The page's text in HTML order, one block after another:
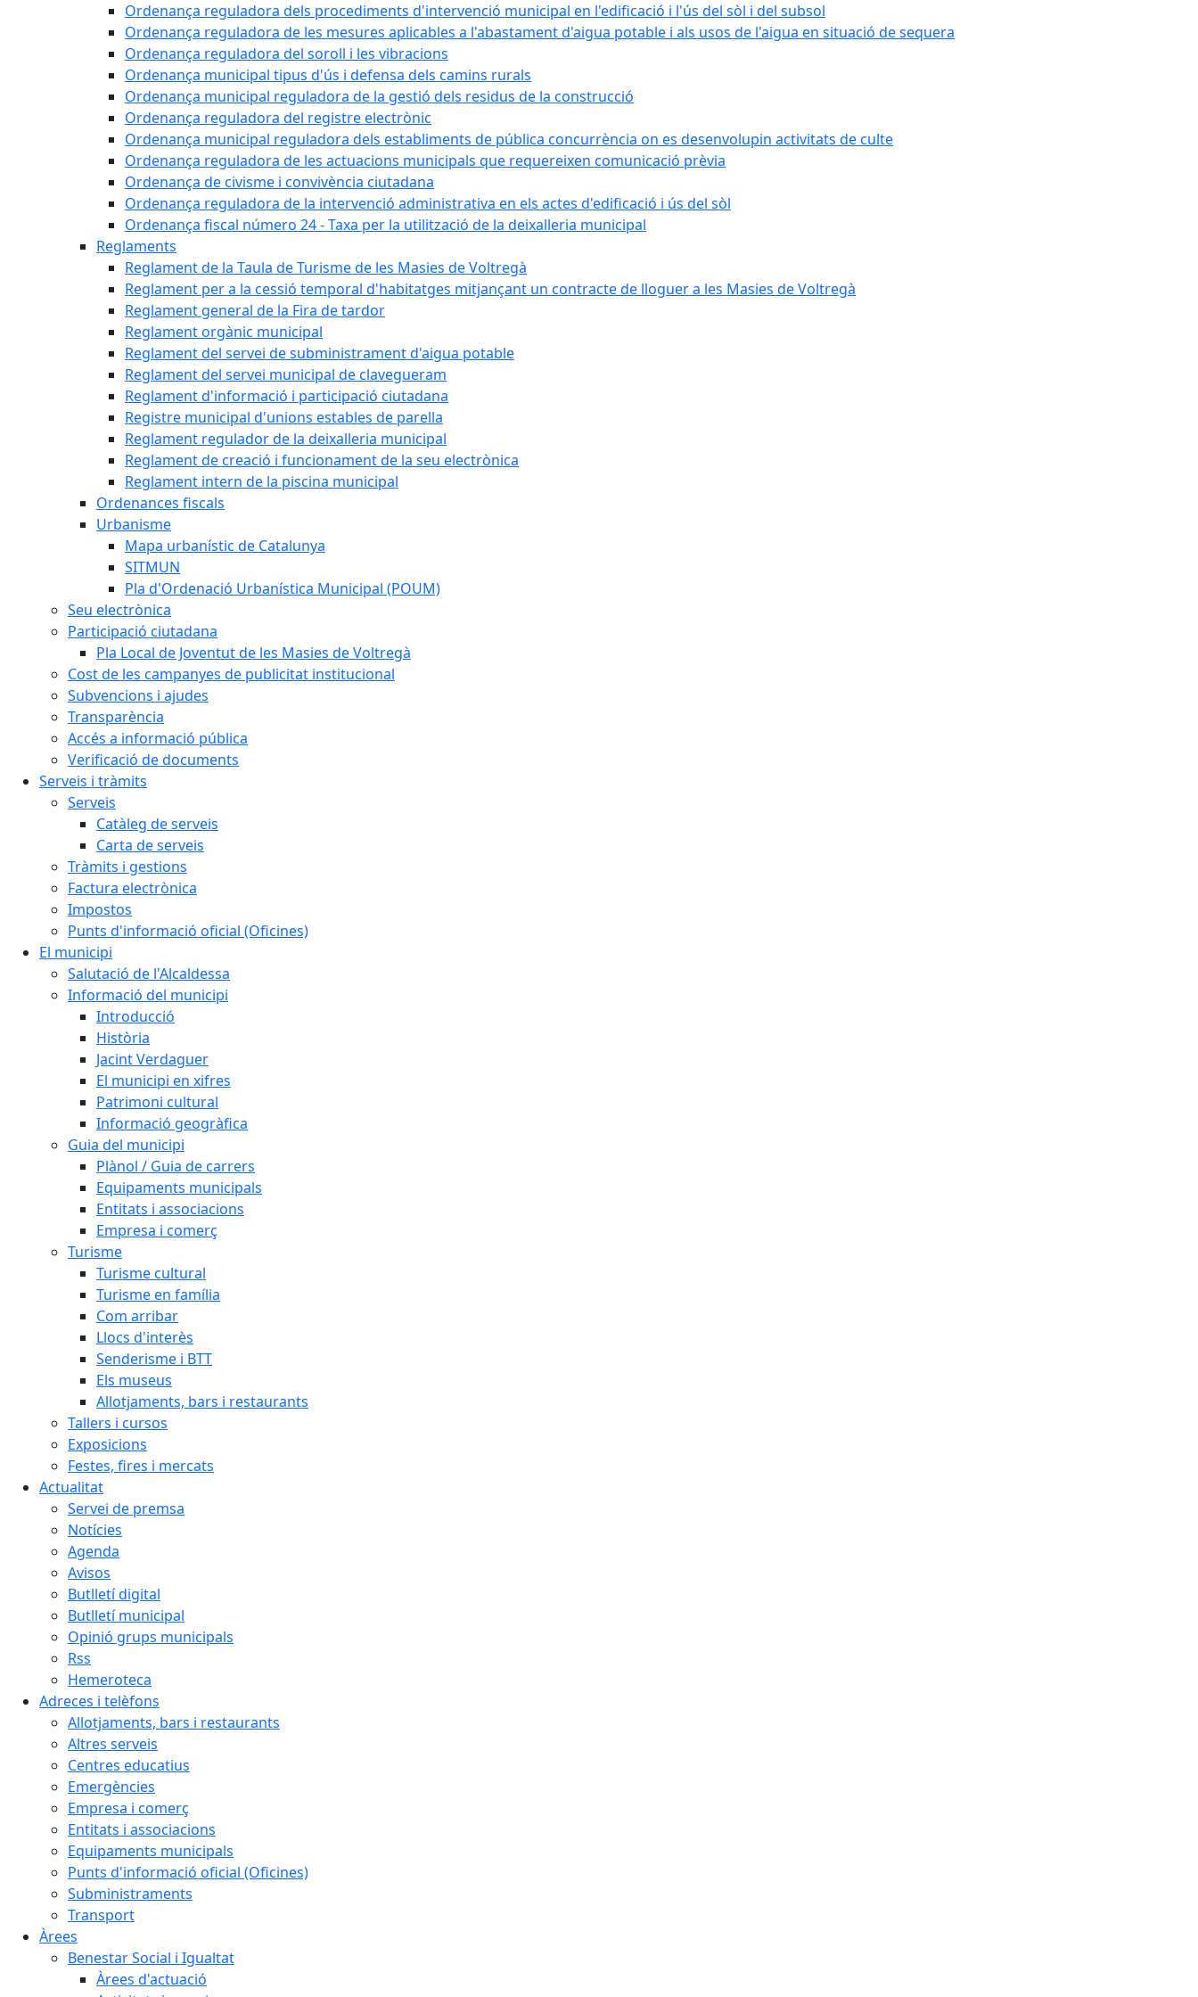
Ordenança reguladora dels procediments d'intervenció municipal en l'edificació i l'ús del sòl i del subsol
Ordenança reguladora de les mesures aplicables a l'abastament d'aigua potable i als usos de l'aigua en situació de sequera
Ordenança reguladora del soroll i les vibracions
Ordenança municipal tipus d'ús i defensa dels camins rurals
Ordenança municipal reguladora de la gestió dels residus de la construcció
Ordenança reguladora del registre electrònic
Ordenança municipal reguladora dels establiments de pública concurrència on es desenvolupin activitats de culte
Ordenança reguladora de les actuacions municipals que requereixen comunicació prèvia
Ordenança de civisme i convivència ciutadana
Ordenança reguladora de la intervenció administrativa en els actes d'edificació i ús del sòl
Ordenança fiscal número 24 - Taxa per la utilització de la deixalleria municipal
Reglaments
Reglament de la Taula de Turisme de les Masies de Voltregà
Reglament per a la cessió temporal d'habitatges mitjançant un contracte de lloguer a les Masies de Voltregà
Reglament general de la Fira de tardor
Reglament orgànic municipal
Reglament del servei de subministrament d'aigua potable
Reglament del servei municipal de clavegueram
Reglament d'informació i participació ciutadana
Registre municipal d'unions estables de parella
Reglament regulador de la deixalleria municipal
Reglament de creació i funcionament de la seu electrònica
Reglament intern de la piscina municipal
Ordenances fiscals
Urbanisme
Mapa urbanístic de Catalunya
SITMUN
Pla d'Ordenació Urbanística Municipal (POUM)
Seu electrònica
Participació ciutadana
Pla Local de Joventut de les Masies de Voltregà
Cost de les campanyes de publicitat institucional
Subvencions i ajudes
Transparència
Accés a informació pública
Verificació de documents
Serveis i tràmits
Serveis
Catàleg de serveis
Carta de serveis
Tràmits i gestions
Factura electrònica
Impostos
Punts d'informació oficial (Oficines)
El municipi
Salutació de l'Alcaldessa
Informació del municipi
Introducció
Història
Jacint Verdaguer
El municipi en xifres
Patrimoni cultural
Informació geogràfica
Guia del municipi
Plànol / Guia de carrers
Equipaments municipals
Entitats i associacions
Empresa i comerç
Turisme
Turisme cultural
Turisme en família
Com arribar
Llocs d'interès
Senderisme i BTT
Els museus
Allotjaments, bars i restaurants
Tallers i cursos
Exposicions
Festes, fires i mercats
Actualitat
Servei de premsa
Notícies
Agenda
Avisos
Butlletí digital
Butlletí municipal
Opinió grups municipals
Rss
Hemeroteca
Adreces i telèfons
Allotjaments, bars i restaurants
Altres serveis
Centres educatius
Emergències
Empresa i comerç
Entitats i associacions
Equipaments municipals
Punts d'informació oficial (Oficines)
Subministraments
Transport
Àrees
Benestar Social i Igualtat
Àrees d'actuació